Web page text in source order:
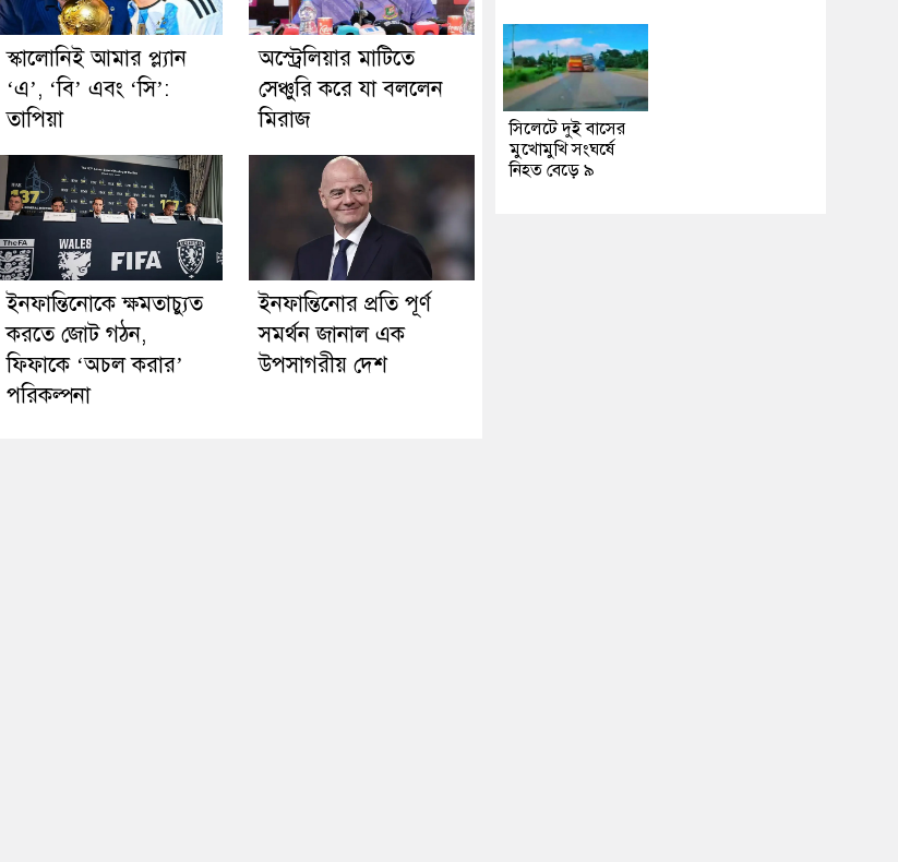
স্কালোনিই আমার প্ল্যান
‘এ’, ‘বি’ এবং ‘সি’:
তাপিয়া
অস্ট্রেলিয়ার মাটিতে
সেঞ্চুরি করে যা বললেন
মিরাজ
ইনফান্তিনোকে ক্ষমতাচ্যুত
করতে জোট গঠন,
ফিফাকে ‘অচল করার’
পরিকল্পনা
ইনফান্তিনোর প্রতি পূর্ণ
সমর্থন জানাল এক
উপসাগরীয় দেশ
সিলেটে দুই বাসের
মুখোমুখি সংঘর্ষে
নিহত বেড়ে ৯